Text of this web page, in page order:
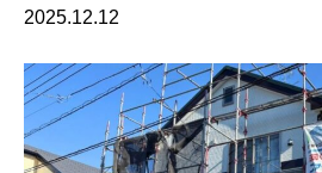
2025.12.12